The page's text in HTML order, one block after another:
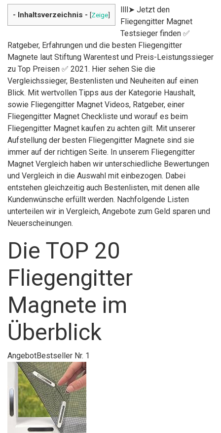
- Inhaltsverzeichnis - [Zeige]
llll➤ Jetzt den
Fliegengitter Magnet
Testsieger finden ✅
Ratgeber, Erfahrungen und die besten Fliegengitter
Magnete laut Stiftung Warentest und Preis-Leistungssieger
zu Top Preisen ✅ 2021. Hier sehen Sie die
Vergleichssieger, Bestenlisten und Neuheiten auf einen
Blick. Mit wertvollen Tipps aus der Kategorie Haushalt,
sowie Fliegengitter Magnet Videos, Ratgeber, einer
Fliegengitter Magnet Checkliste und worauf es beim
Fliegengitter Magnet kaufen zu achten gilt. Mit unserer
Aufstellung der besten Fliegengitter Magnete sind sie
immer auf der richtigen Seite. In unserem Fliegengitter
Magnet Vergleich haben wir unterschiedliche Bewertungen
und Vergleich in die Auswahl mit einbezogen. Dabei
entstehen gleichzeitig auch Bestenlisten, mit denen alle
Kundenwünsche erfüllt werden. Nachfolgende Listen
unterteilen wir in Vergleich, Angebote zum Geld sparen und
Neuerscheinungen.
Die TOP 20
Fliegengitter
Magnete im
Überblick
AngebotBestseller Nr. 1